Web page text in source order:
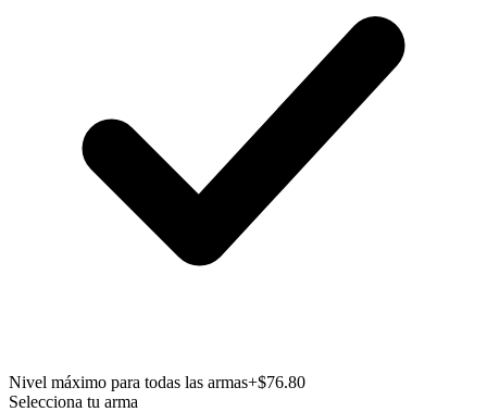
Nivel máximo para todas las armas+$76.80
Selecciona tu arma